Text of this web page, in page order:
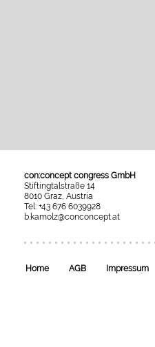
con:concept congress GmbH
Stiftingtalstraße 14
8010 Graz, Austria
Tel: +43 676 6039928
b.kamolz@conconcept.at
esraSoft
esraCMS
Home AGB Impressum